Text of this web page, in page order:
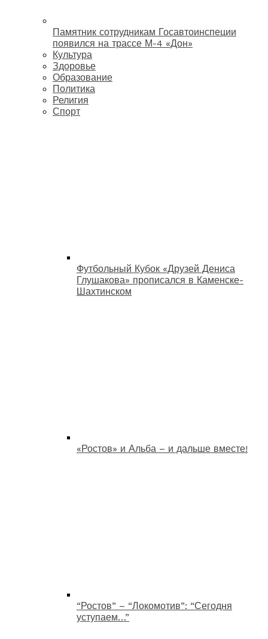
Памятник сотрудникам Госавтоинспеции
появился на трассе М-4 «Дон»
Культура
Здоровье
Образование
Политика
Религия
Спорт
Футбольный Кубок «Друзей Дениса
Глушакова» прописался в Каменске-
Шахтинском
«Ростов» и Альба – и дальше вместе!
“Ростов” – “Локомотив”: “Сегодня
уступаем…”